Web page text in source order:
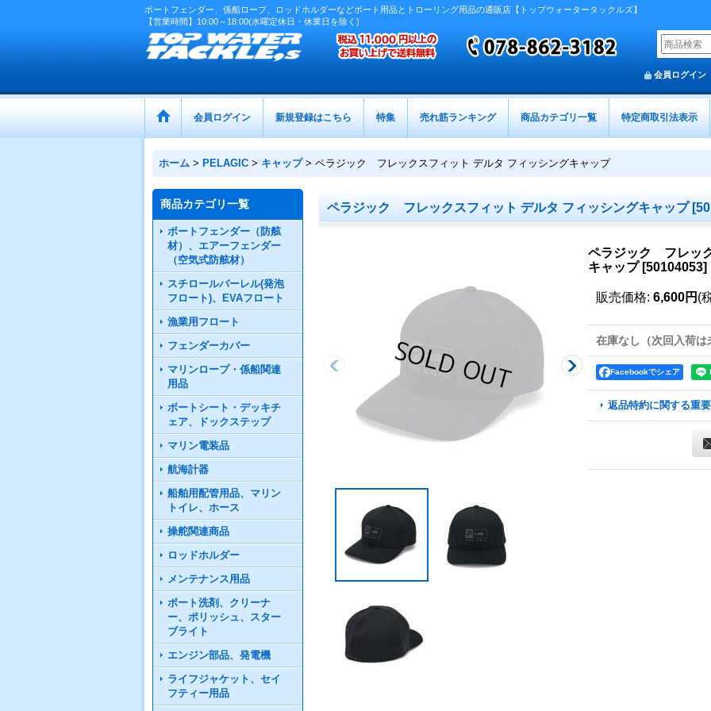
ボートフェンダー、係船ロープ、ロッドホルダーなどボート用品とトローリング用品の通販店【トップウォータータックルズ】
【営業時間】10:00～18:00(水曜定休日・休業日を除く)
会員ログイン
会員ログイン 新規登録はこちら 特集 売れ筋ランキング 商品カテゴリ一覧 特定商取引法表示
ホーム > PELAGIC > キャップ > ペラジック フレックスフィット デルタ フィッシングキャップ
商品カテゴリ一覧
ボートフェンダー（防舷
材）、エアーフェンダー
（空気式防舷材）
スチロールバーレル(発泡
フロート)、EVAフロート
漁業用フロート
フェンダーカバー
マリンロープ・係船関連
用品
ボートシート・デッキチ
ェア、ドックステップ
マリン電装品
航海計器
船舶用配管用品、マリン
トイレ、ホース
操舵関連商品
ロッドホルダー
メンテナンス用品
ボート洗剤、クリーナ
ー、ポリッシュ、スター
ブライト
エンジン部品、発電機
ライフジャケット、セイ
フティー用品
ペラジック フレックスフィット デルタ フィッシングキャップ [
ペラジック フレッ
キャップ [50104053]
販売価格: 6,600円 (
在庫なし（次回入荷は
Facebookでシェア
返品特約に関する重